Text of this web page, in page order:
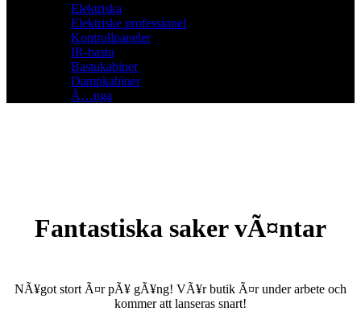
Elektriska
Elektriske professionel
Kontrollpaneler
IR-bastu
Bastukabiner
Dampkabiner
Ã…nga
Fantastiska saker vÃ¤ntar
NÃ¥got stort Ã¤r pÃ¥ gÃ¥ng! VÃ¥r butik Ã¤r under arbete och
kommer att lanseras snart!